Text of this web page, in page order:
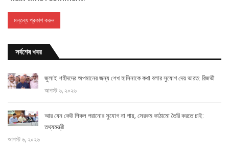
সর্বশেষ খবর
জুলাই শহীদদের অপমানের জন্য শেখ হাসিনাকে কথা বলার সুযোগ দেয় ভারত: রিজভী
আগস্ট ৬, ২০২৬
আর যেন কেউ শিকল পরানোর সুযোগ না পায়, সেরকম কাঠামো তৈরি করতে চাই:
তথ্যমন্ত্রী
আগস্ট ৬, ২০২৬